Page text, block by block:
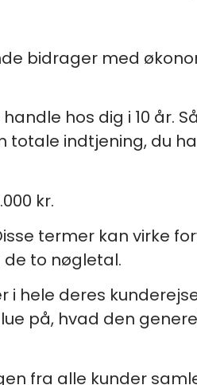
bidrager med
hos dig i 10 år.
totale indtjening, du
kr.
termer kan virke
to nøgletal.
i hele deres
på, hvad den
fra alle kunder